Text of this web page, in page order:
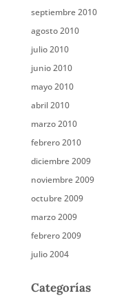
septiembre 2010
agosto 2010
julio 2010
junio 2010
mayo 2010
abril 2010
marzo 2010
febrero 2010
diciembre 2009
noviembre 2009
octubre 2009
marzo 2009
febrero 2009
julio 2004
Categorías